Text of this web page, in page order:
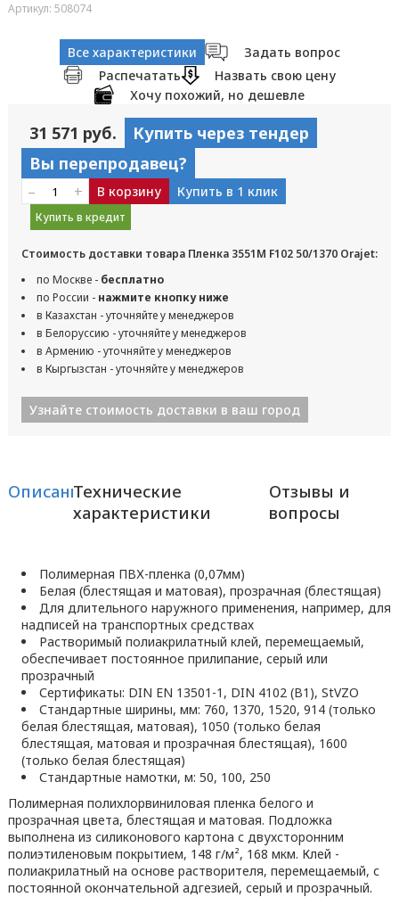
Артикул: 508074
Все характеристики
Задать вопрос
Распечатать
Назвать свою цену
Хочу похожий, но дешевле
31 571 руб.
Купить через тендер
Вы перепродавец?
– + В корзину Купить в 1 клик
Купить в кредит
Стоимость доставки товара Пленка 3551M F102 50/1370 Orajet:
по Москве - бесплатно
по России - нажмите кнопку ниже
в Казахстан - уточняйте у менеджеров
в Белоруссию - уточняйте у менеджеров
в Армению - уточняйте у менеджеров
в Кыргызстан - уточняйте у менеджеров
Узнайте стоимость доставки в ваш город
ОписаниеТехнические
характеристики
Отзывы и
вопросы
Полимерная ПВХ-пленка (0,07мм)
Белая (блестящая и матовая), прозрачная (блестящая)
Для длительного наружного применения, например, для
надписей на транспортных средствах
Растворимый полиакрилатный клей, перемещаемый,
обеспечивает постоянное прилипание, серый или
прозрачный
Сертификаты: DIN EN 13501-1, DIN 4102 (B1), StVZO
Стандартные ширины, мм: 760, 1370, 1520, 914 (только
белая блестящая, матовая), 1050 (только белая
блестящая, матовая и прозрачная блестящая), 1600
(только белая блестящая)
Стандартные намотки, м: 50, 100, 250
Полимерная полихлорвиниловая пленка белого и
прозрачная цвета, блестящая и матовая. Подложка
выполнена из силиконового картона с двухсторонним
полиэтиленовым покрытием, 148 г/м², 168 мкм. Клей -
полиакрилатный на основе растворителя, перемещаемый, с
постоянной окончательной адгезией, серый и прозрачный.